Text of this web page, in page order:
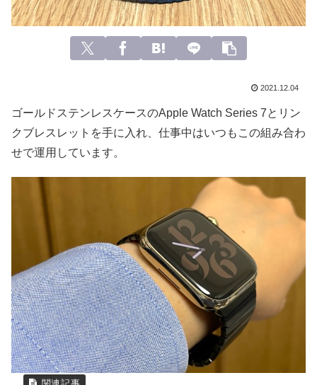
2021.12.04
ゴールドステンレスケースのApple Watch Series 7とリン
クブレスレットを手に入れ、仕事中はいつもこの組み合わ
せで運用しています。